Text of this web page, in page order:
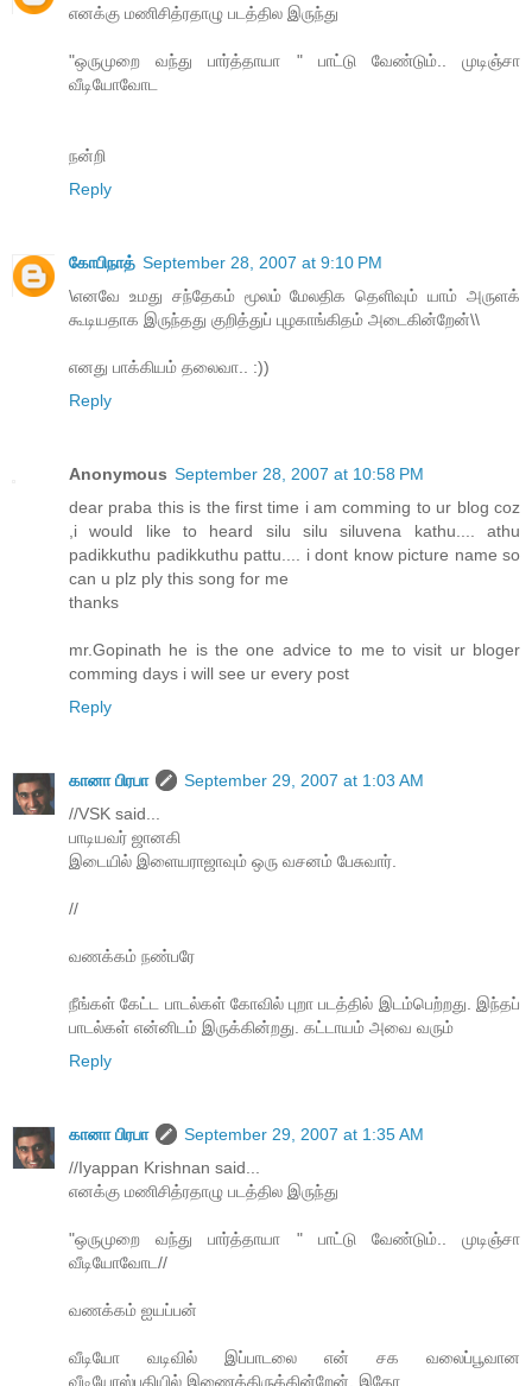
எனக்கு மணிசித்ரதாழு படத்தில இருந்து
"ஒருமுறை வந்து பார்த்தாயா " பாட்டு வேண்டும்.. முடிஞ்சா
வீடியோவோட
நன்றி
Reply
கோபிநாத் September 28, 2007 at 9:10 PM
\எனவே உமது சந்தேகம் மூலம் மேலதிக தெளிவும் யாம் அருளக்
கூடியதாக இருந்தது குறித்துப் புழகாங்கிதம் அடைகின்றேன்\\
எனது பாக்கியம் தலைவா.. :))
Reply
Anonymous September 28, 2007 at 10:58 PM
dear praba this is the first time i am comming to ur blog coz
,i would like to heard silu silu siluvena kathu.... athu
padikkuthu padikkuthu pattu.... i dont know picture name so
can u plz ply this song for me
thanks
mr.Gopinath he is the one advice to me to visit ur bloger
comming days i will see ur every post
Reply
கானா பிரபா
September 29, 2007 at 1:03 AM
//VSK said...
பாடியவர் ஜானகி
இடையில் இளையராஜாவும் ஒரு வசனம் பேசுவார்.
//
வணக்கம் நண்பரே
நீங்கள் கேட்ட பாடல்கள் கோவில் புறா படத்தில் இடம்பெற்றது. இந்தப்
பாடல்கள் என்னிடம் இருக்கின்றது. கட்டாயம் அவை வரும்
Reply
கானா பிரபா
September 29, 2007 at 1:35 AM
//Iyappan Krishnan said...
எனக்கு மணிசித்ரதாழு படத்தில இருந்து
"ஒருமுறை வந்து பார்த்தாயா " பாட்டு வேண்டும்.. முடிஞ்சா
வீடியோவோட//
வணக்கம் ஐயப்பன்
வீடியோ வடிவில் இப்பாடலை என் சக வலைப்பூவான
வீடியோஸ்பதியில் இணைத்திருக்கின்றேன். இதோ